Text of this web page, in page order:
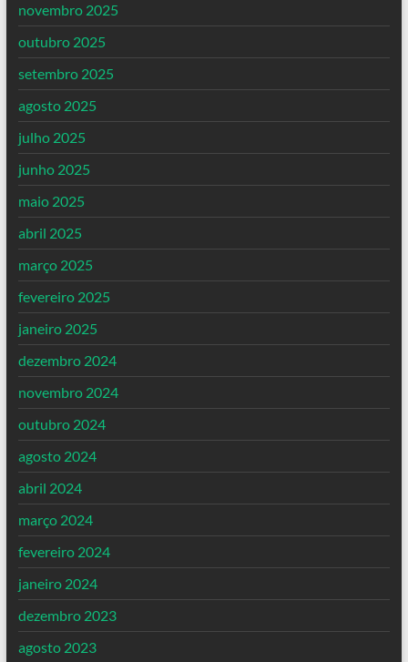
novembro 2025
outubro 2025
setembro 2025
agosto 2025
julho 2025
junho 2025
maio 2025
abril 2025
março 2025
fevereiro 2025
janeiro 2025
dezembro 2024
novembro 2024
outubro 2024
agosto 2024
abril 2024
março 2024
fevereiro 2024
janeiro 2024
dezembro 2023
agosto 2023